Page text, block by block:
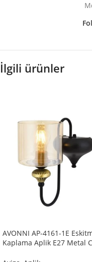
İlgili ürünler
AVONNI AP-4161-1E
Kaplama Aplik E27 Metal